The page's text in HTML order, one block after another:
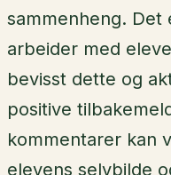
sammenheng. Det
arbeider med
bevisst dette og
positive
kommentarer kan
elevens selvbilde